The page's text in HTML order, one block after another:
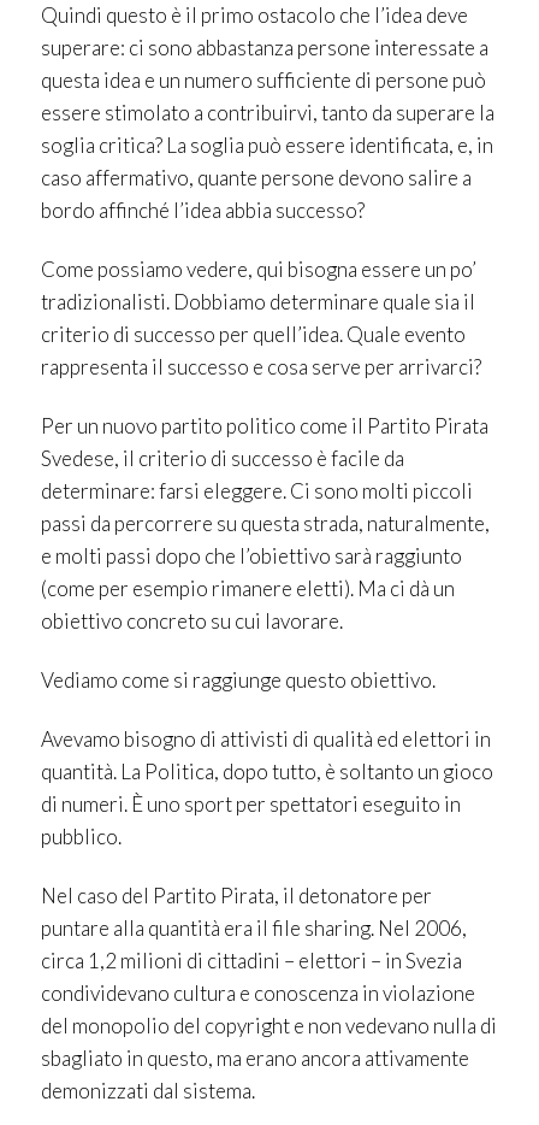
Quindi questo è il primo ostacolo che l’idea deve
superare: ci sono abbastanza persone interessate a
questa idea e un numero sufficiente di persone può
essere stimolato a contribuirvi, tanto da superare la
soglia critica? La soglia può essere identificata, e, in
caso affermativo, quante persone devono salire a
bordo affinché l’idea abbia successo?
Come possiamo vedere, qui bisogna essere un po’
tradizionalisti. Dobbiamo determinare quale sia il
criterio di successo per quell’idea. Quale evento
rappresenta il successo e cosa serve per arrivarci?
Per un nuovo partito politico come il Partito Pirata
Svedese, il criterio di successo è facile da
determinare: farsi eleggere. Ci sono molti piccoli
passi da percorrere su questa strada, naturalmente,
e molti passi dopo che l’obiettivo sarà raggiunto
(come per esempio rimanere eletti). Ma ci dà un
obiettivo concreto su cui lavorare.
Vediamo come si raggiunge questo obiettivo.
Avevamo bisogno di attivisti di qualità ed elettori in
quantità. La Politica, dopo tutto, è soltanto un gioco
di numeri. È uno sport per spettatori eseguito in
pubblico.
Nel caso del Partito Pirata, il detonatore per
puntare alla quantità era il file sharing. Nel 2006,
circa 1,2 milioni di cittadini – elettori – in Svezia
condividevano cultura e conoscenza in violazione
del monopolio del copyright e non vedevano nulla di
sbagliato in questo, ma erano ancora attivamente
demonizzati dal sistema.